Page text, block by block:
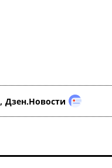
, Дзен.Новости